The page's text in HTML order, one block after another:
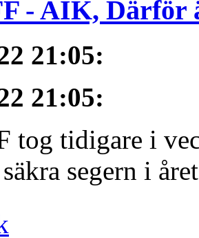
- AIK, Därför
21:05:
21:05:
tog tidigare i
segern i